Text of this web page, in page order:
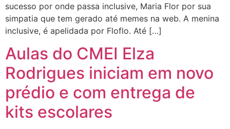
sucesso por onde passa inclusive, Maria Flor por sua
simpatia que tem gerado até memes na web. A menina
inclusive, é apelidada por Floflo. Até […]
Aulas do CMEI Elza
Rodrigues iniciam em novo
prédio e com entrega de
kits escolares